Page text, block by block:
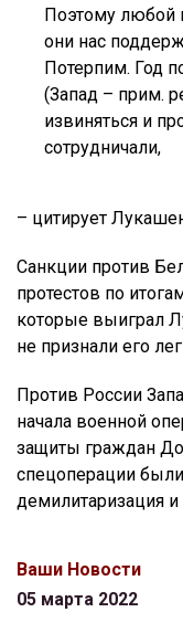
Поэтому любой
они нас
Потерпим. Год
(Запад – прим.
извиняться и
сотрудничали,
– цитирует
Санкции против
протестов по
которые выиграл
не признали его
Против России
начала военной
защиты граждан
спецоперации
демилитаризация
Ваши Новости
05 марта 2022